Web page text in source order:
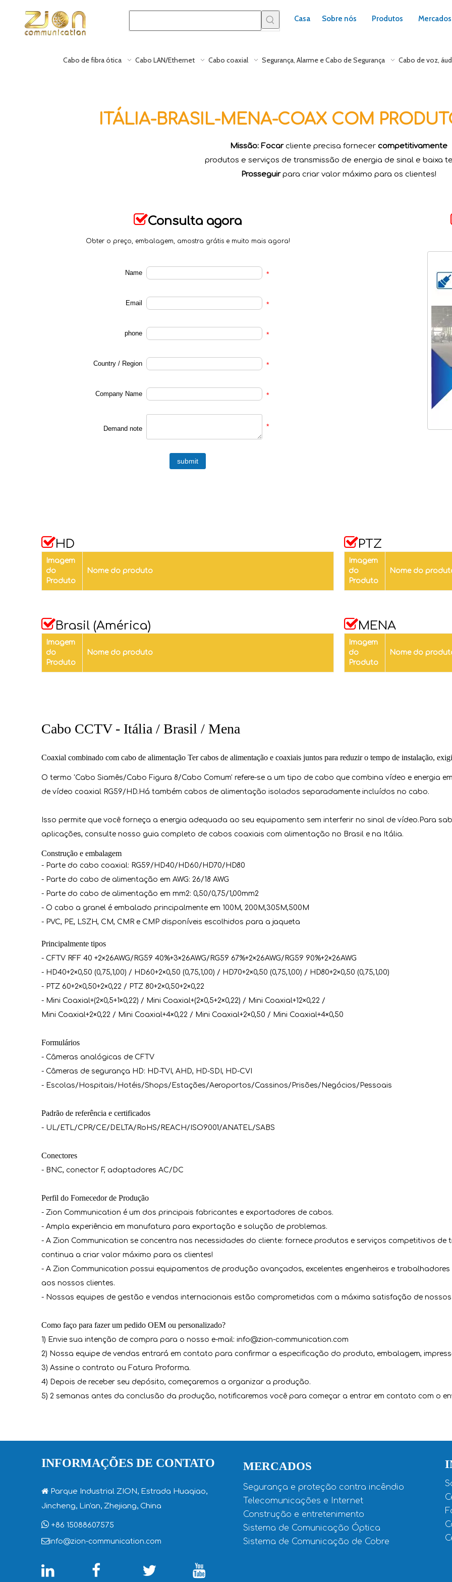
Casa Sobre nós Produtos Mercados
Cabo de fibra ótica Cabo LAN/Ethernet Cabo coaxial Segurança, Alarme e Cabo de Segurança Cabo de voz,
ITÁLIA-BRASIL-MENA-COAX COM
Missão: Focarcliente precisa fornecercompetitivamente
produtos e serviços de transmissão de energia de sinal e baixa
Prosseguirpara criar valor máximo para os clientes!
Consulta agora
Obter o preço, embalagem, amostra grátis e muito mais agora!
Name *
Email *
phone *
Country / Region *
Company Name *
Demand note *
submit
HD
Imagem
do
Produto
Nome do produto
PTZ
Imagem
do
Produto
Nome do
Brasil (América)
Imagem
do
Produto
Nome do produto
MENA
Imagem
do
Produto
Nome do
Cabo CCTV - Itália / Brasil / Mena
Coaxial combinado com cabo de alimentação Ter cabos de alimentação e coaxiais juntos para reduzir o tempo de instalação,
O termo 'Cabo Siamês/Cabo Figura 8/Cabo Comum' refere-se a um tipo de cabo que combina vídeo e energia
de vídeo coaxial RG59/HD.Há também cabos de alimentação isolados separadamente incluídos no cabo.
Isso permite que você forneça a energia adequada ao seu equipamento sem interferir no sinal de vídeo.Para
aplicações, consulte nosso guia completo de cabos coaxiais com alimentação no Brasil e na Itália.
Construção e embalagem
- Parte do cabo coaxial: RG59/HD40/HD60/HD70/HD80
- Parte do cabo de alimentação em AWG: 26/18 AWG
- Parte do cabo de alimentação em mm2: 0,50/0,75/1,00mm2
- O cabo a granel é embalado principalmente em 100M, 200M,305M,500M
- PVC, PE, LSZH, CM, CMR e CMP disponíveis escolhidos para a jaqueta
Principalmente tipos
- CFTV RFF 40 +2×26AWG/RG59 40%+3×26AWG/RG59 67%+2×26AWG/RG59 90%+2×26AWG
- HD40+2×0,50 (0,75,1,00) / HD60+2×0,50 (0,75,1,00) / HD70+2×0,50 (0,75,1,00) / HD80+2×0,50 (0,75,1,00)
- PTZ 60+2×0,50+2×0,22 / PTZ 80+2×0,50+2×0,22
- Mini Coaxial+(2×0,5+1×0,22) / Mini Coaxial+(2×0,5+2×0,22) / Mini Coaxial+12×0,22 /
Mini Coaxial+2×0,22 / Mini Coaxial+4×0,22 / Mini Coaxial+2×0,50 / Mini Coaxial+4×0,50
Formulários
- Câmeras analógicas de CFTV
- Câmeras de segurança HD: HD-TVI, AHD, HD-SDI, HD-CVI
- Escolas/Hospitais/Hotéis/Shops/Estações/Aeroportos/Cassinos/Prisões/Negócios/Pessoais
Padrão de referência e certificados
- UL/ETL/CPR/CE/DELTA/RoHS/REACH/ISO9001/ANATEL/SABS
Conectores
- BNC, conector F, adaptadores AC/DC
Perfil do Fornecedor de Produção
- Zion Communication é um dos principais fabricantes e exportadores de cabos.
- Ampla experiência em manufatura para exportação e solução de problemas.
- A Zion Communication se concentra nas necessidades do cliente: fornece produtos e serviços competitivos de
continua a criar valor máximo para os clientes!
- A Zion Communication possui equipamentos de produção avançados, excelentes engenheiros e
aos nossos clientes.
- Nossas equipes de gestão e vendas internacionais estão comprometidas com a máxima satisfação de nossos
Como faço para fazer um pedido OEM ou personalizado?
1) Envie sua intenção de compra para o nosso e-mail: info@zion-communication.com
2) Nossa equipe de vendas entrará em contato para confirmar a especificação do produto, embalagem,
3) Assine o contrato ou Fatura Proforma.
4) Depois de receber seu depósito, começaremos a organizar a produção.
5) 2 semanas antes da conclusão da produção, notificaremos você para começar a entrar em contato com o
INFORMAÇÕES DE CONTATO
 Parque Industrial ZION, Estrada Huaqiao,
Jincheng, Lin'an, Zhejiang, China
 +86 15088607575
info@zion-communication.com
MERCADOS
Segurança e proteção contra incêndio
Telecomunicações e Internet
Construção e entretenimento
Sistema de Comunicação Óptica
Sistema de Comunicação de Cobre
   